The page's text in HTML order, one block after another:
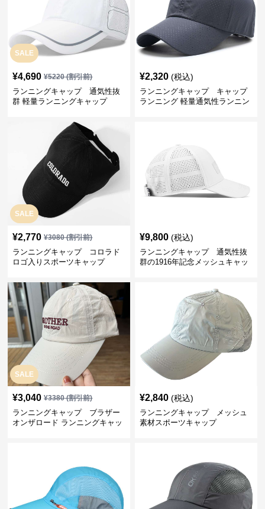
SALE
¥4,690 ¥5220(割引前)
ランニングキャップ 通気性抜
群 軽量ランニングキャップ
¥2,320 (税込)
ランニングキャップ キャップ
ランニング 軽量通気性ランニン
SALE
¥2,770 ¥3080(割引前)
ランニングキャップ コロラド
ロゴ入りスポーツキャップ
¥9,800 (税込)
ランニングキャップ 通気性抜
群の1916年記念メッシュキャッ
SALE
¥3,040 ¥3380(割引前)
ランニングキャップ ブラザー
オンザロード ランニングキャッ
¥2,840 (税込)
ランニングキャップ メッシュ
素材スポーツキャップ